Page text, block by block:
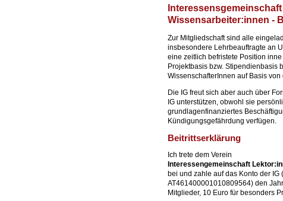
Wissensarbeiter:innen -
Zur Mitgliedschaft sind alle
insbesondere Lehrbeauftragte an
eine zeitlich befristete Position
Projektbasis bzw. Stipendienbasis
WissenschafterInnen auf Basis
Die IG freut sich aber auch über
IG unterstützen, obwohl sie
grundlagenfinanziertes
Kündigungsgefährdung verfügen.
Beitrittserklärung
Ich trete dem Verein
Interessengemeinschaft
bei und zahle auf das Konto der IG
AT461400001010809564) den
Mitglieder, 10 Euro für besonders